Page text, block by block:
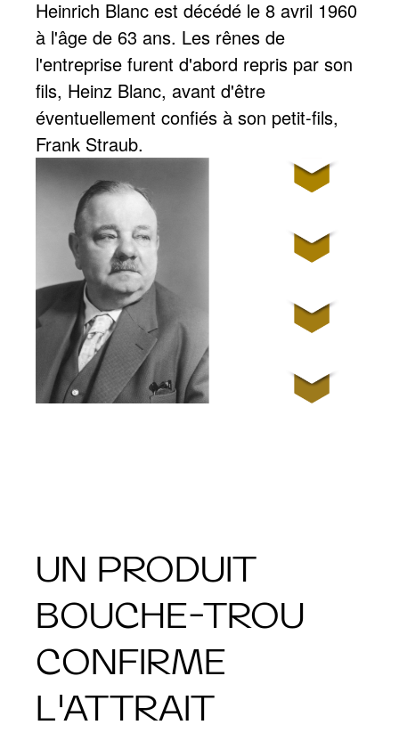
Heinrich Blanc est décédé le 8 avril 1960
à l'âge de 63 ans. Les rênes de
l'entreprise furent d'abord repris par son
fils, Heinz Blanc, avant d'être
éventuellement confiés à son petit-fils,
Frank Straub.
UN PRODUIT
BOUCHE-TROU
CONFIRME
L'ATTRAIT